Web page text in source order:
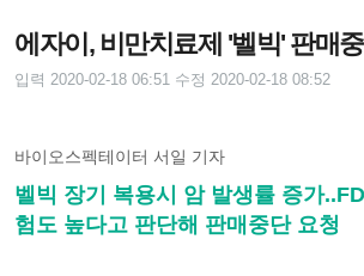
에자이, 비만치료제 '벨빅' 판매
입력 2020-02-18 06:51 수정 2020-02-18 08:52
바이오스펙테이터 서일 기자
벨빅 장기 복용시 암 발생률 증가
험도 높다고 판단해 판매중단 요청